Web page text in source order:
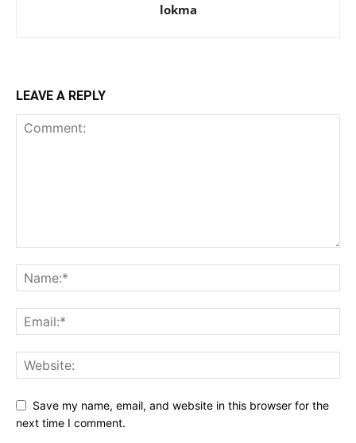
lokma
LEAVE A REPLY
Save my name, email, and website in this browser for the
next time I comment.